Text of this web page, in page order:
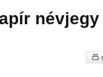
névjegy